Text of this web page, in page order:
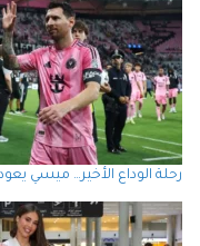
رحلة الوداع الأخير… ميسي